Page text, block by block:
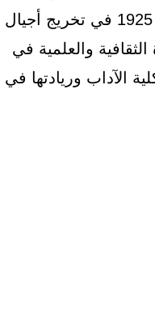
الجامعات المصرية والعربية، إذ أسهم منذ تأسيسه عام 1925 في تخريج أجيال
الثقافية والعلمية في
الآداب وريادتها في